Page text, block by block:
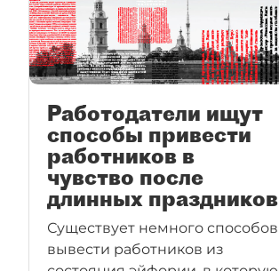
Работодатели ищут
способы привести
работников в
чувство после
длинных праздников
Существует немного способов
вывести работников из